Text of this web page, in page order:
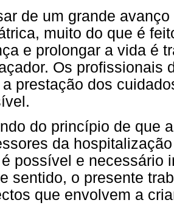
de um grande
muito do que é
e prolongar a vida é
Os profissionais
a prestação dos
do princípio de que
da
possível e necessário
sentido, o presente
que envolvem a